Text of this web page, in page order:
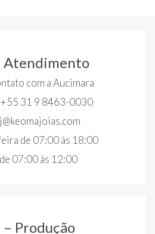
Atendimento
com a Aucimara
31 9 8463-0030
de 07:00 às 18:00
07:00 às 12:00
Produção